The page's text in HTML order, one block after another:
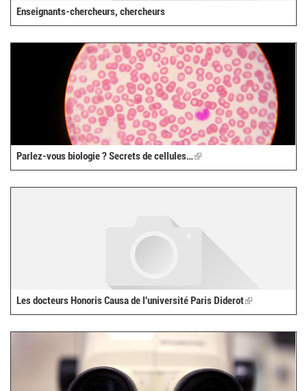
Enseignants-chercheurs, chercheurs
Parlez-vous biologie ? Secrets de cellules…(link
is
Les docteurs Honoris Causa de l'université Paris Diderot(link
is